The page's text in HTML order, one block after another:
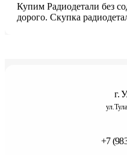
Купим Радиодетали без
дорого. Скупка
г.
+7